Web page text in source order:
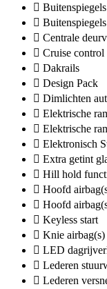
Centrale
Cruise control
Dakrails
Design Pack
Dimlichten
Elektrische
Elektrische
Elektronisch
Extra getint
Hill hold
Hoofd
Hoofd
Keyless start
Knie airbag(s)
LED
Lederen
Lederen